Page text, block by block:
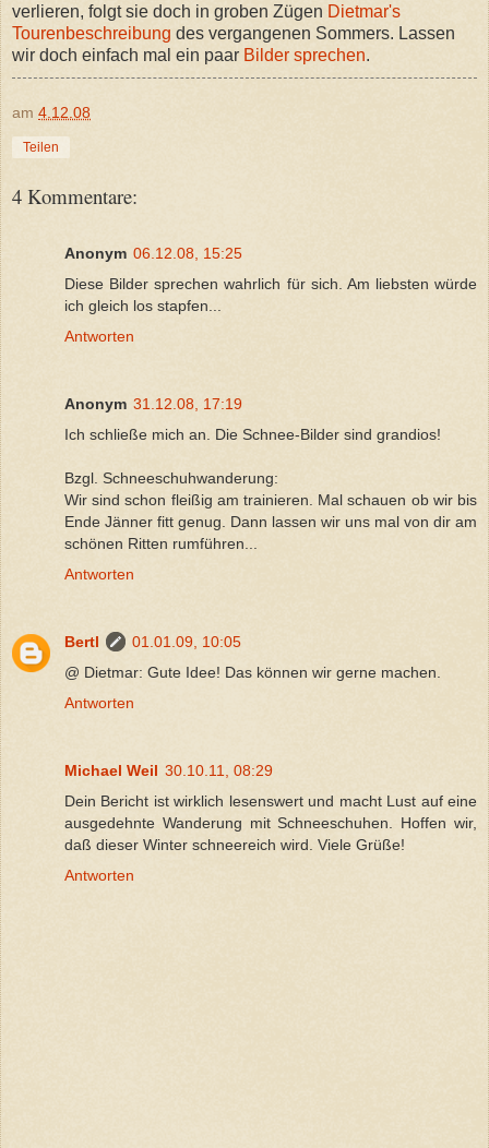
verlieren, folgt sie doch in groben Zügen Dietmar's
Tourenbeschreibung des vergangenen Sommers. Lassen
wir doch einfach mal ein paar Bilder sprechen.
am 4.12.08
Teilen
4 Kommentare:
Anonym 06.12.08, 15:25
Diese Bilder sprechen wahrlich für sich. Am liebsten würde
ich gleich los stapfen...
Antworten
Anonym 31.12.08, 17:19
Ich schließe mich an. Die Schnee-Bilder sind grandios!
Bzgl. Schneeschuhwanderung:
Wir sind schon fleißig am trainieren. Mal schauen ob wir bis
Ende Jänner fitt genug. Dann lassen wir uns mal von dir am
schönen Ritten rumführen...
Antworten
Bertl
01.01.09, 10:05
@ Dietmar: Gute Idee! Das können wir gerne machen.
Antworten
Michael Weil 30.10.11, 08:29
Dein Bericht ist wirklich lesenswert und macht Lust auf eine
ausgedehnte Wanderung mit Schneeschuhen. Hoffen wir,
daß dieser Winter schneereich wird. Viele Grüße!
Antworten